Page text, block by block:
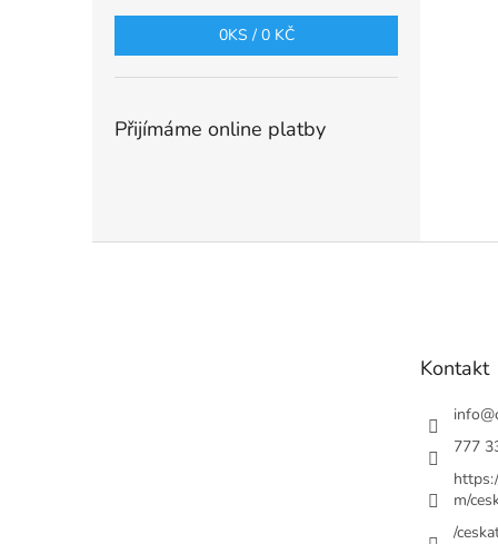
0KS / 0 KČ
Přijímáme online platby
Kontakt
info@
777
m/
/